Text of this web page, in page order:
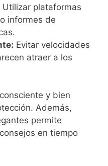
Utilizar plataformas
informes de
Evitar velocidades
atraer a los
y bien
Además,
permite
en tiempo